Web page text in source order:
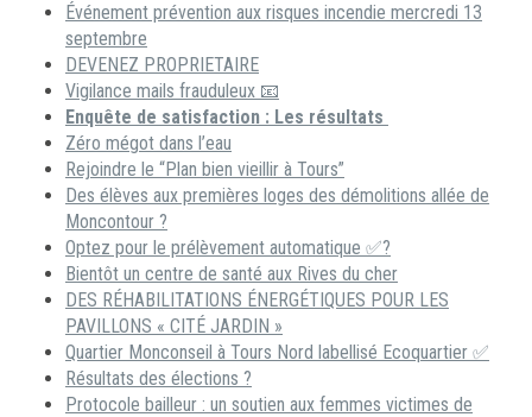
Événement prévention aux risques incendie mercredi 13
septembre
DEVENEZ PROPRIETAIRE
Vigilance mails frauduleux 📧
Enquête de satisfaction : Les résultats
Zéro mégot dans l’eau
Rejoindre le “Plan bien vieillir à Tours”
Des élèves aux premières loges des démolitions allée de
Moncontour ?
Optez pour le prélèvement automatique ✅?
Bientôt un centre de santé aux Rives du cher
DES RÉHABILITATIONS ÉNERGÉTIQUES POUR LES
PAVILLONS « CITÉ JARDIN »
Quartier Monconseil à Tours Nord labellisé Ecoquartier ✅
Résultats des élections ?
Protocole bailleur : un soutien aux femmes victimes de